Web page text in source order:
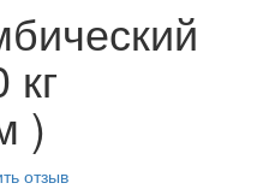
)
отзыв